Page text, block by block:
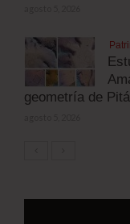
geometría de